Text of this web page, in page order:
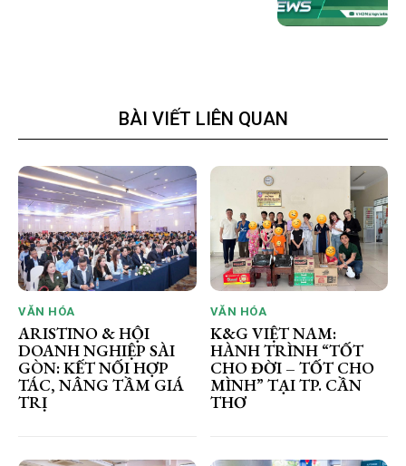
BÀI VIẾT LIÊN QUAN
VĂN HÓA
ARISTINO & HỘI
DOANH NGHIỆP SÀI
GÒN: KẾT NỐI HỢP
TÁC, NÂNG TẦM GIÁ
TRỊ
VĂN HÓA
K&G VIỆT NAM:
HÀNH TRÌNH “TỐT
CHO ĐỜI – TỐT CHO
MÌNH” TẠI TP. CẦN
THƠ